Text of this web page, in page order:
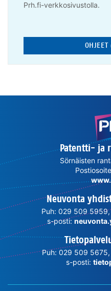
Prh.fi-verkkosivustolla.
OHJEET
Patentti- ja
Sörnäisten
Neuvonta
Puh: 029 509
s-posti:
Puh: 029 509
s-posti: